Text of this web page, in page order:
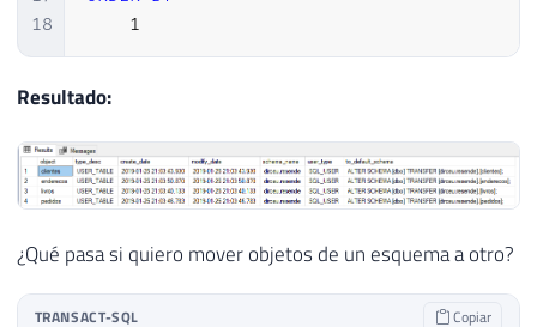
18
1
Resultado:
¿Qué pasa si quiero mover objetos de un esquema a otro?
TRANSACT-SQL Copiar